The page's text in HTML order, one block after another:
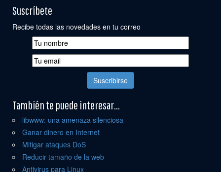
Suscríbete
Recibe todas las novedades en tu correo
También te puede interesar...
libwww: una amenaza silenciosa
Ganar dinero en Internet
Mitigar ataques DoS
Reducir tamaño de la web
Antivirus para Linux